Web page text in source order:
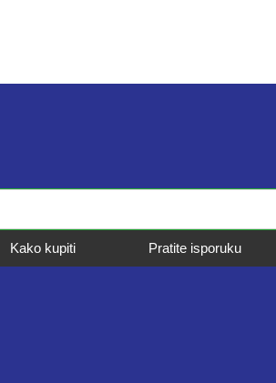
Kako kupiti Pratite isporuku